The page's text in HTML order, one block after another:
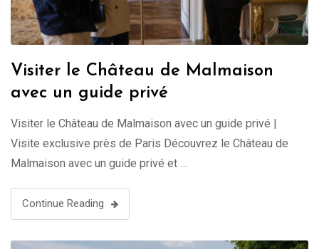
Visiter le Château de Malmaison
avec un guide privé
Visiter le Château de Malmaison avec un guide privé |
Visite exclusive près de Paris Découvrez le Château de
Malmaison avec un guide privé et …
Continue Reading